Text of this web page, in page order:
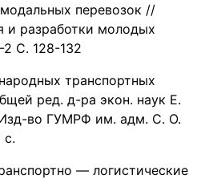
перевозок //
и разработки молодых
С. 128-132
транспортных
ред. д-ра экон. наук Е.
во ГУМРФ им. адм. С. О.
с.
— логистические